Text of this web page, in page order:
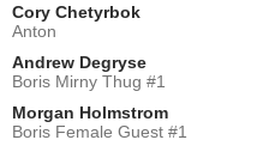
Cory Chetyrbok
Anton
Andrew Degryse
Boris Mirny Thug #1
Morgan Holmstrom
Boris Female Guest #1